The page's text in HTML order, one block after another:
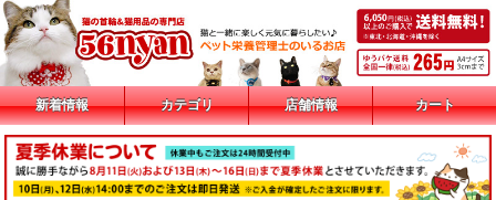
新着情報 カテゴリ 店舗情報 カート